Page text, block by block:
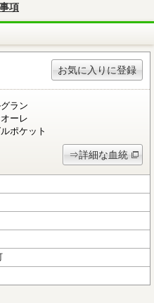
項
お気に入りに登録
ラン
ーレ
ポケット
⇒詳細な血統